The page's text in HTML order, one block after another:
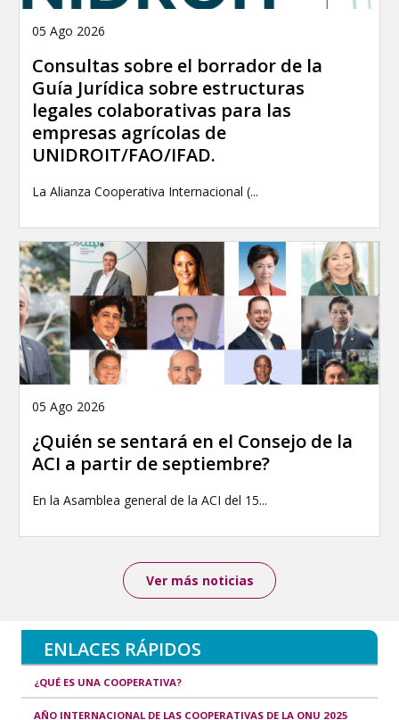
05 Ago 2026
Consultas sobre el borrador de la
Guía Jurídica sobre estructuras
legales colaborativas para las
empresas agrícolas de
UNIDROIT/FAO/IFAD.
La Alianza Cooperativa Internacional (...
05 Ago 2026
¿Quién se sentará en el Consejo de la
ACI a partir de septiembre?
En la Asamblea general de la ACI del 15...
Ver más noticias
ENLACES RÁPIDOS
¿QUÉ ES UNA COOPERATIVA?
AÑO INTERNACIONAL DE LAS COOPERATIVAS DE LA ONU 2025